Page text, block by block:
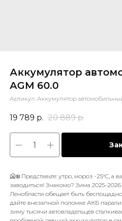
Аккумулятор
AGM 60.0
Артикул: Аккумулятор
19 789 р. 20 889 р.
🥶❄️ Представьте: утро, мороз -25°C, а
заводиться! Знакомо? Зима 2025-
Ленобласти обещает быть
дайте внезапной поломке АКБ
зиму тысячи автовладельцев